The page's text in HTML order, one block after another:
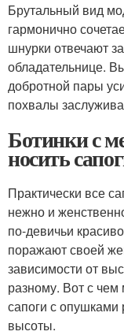
Брутальный вид
гармонично
шнурки отвечают
обладательнице.
добротной пары
похвалы
Ботинки с
носить
Практически все
нежно и
по-девичьи
поражают своей
зависимости от
разному. Вот с
сапоги с
высоты.